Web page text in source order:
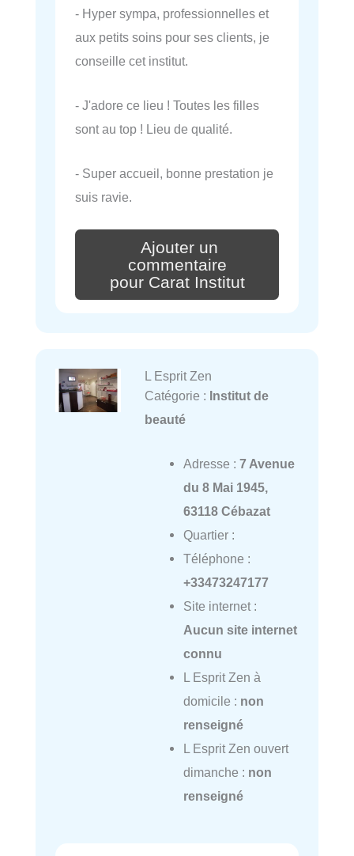
- Hyper sympa, professionnelles et
aux petits soins pour ses clients, je
conseille cet institut.
- J'adore ce lieu ! Toutes les filles
sont au top ! Lieu de qualité.
- Super accueil, bonne prestation je
suis ravie.
Ajouter un
commentaire
pour Carat Institut
L Esprit Zen
Catégorie : Institut de
beauté
Adresse : 7 Avenue
du 8 Mai 1945,
63118 Cébazat
Quartier :
Téléphone :
+33473247177
Site internet :
Aucun site internet
connu
L Esprit Zen à
domicile : non
renseigné
L Esprit Zen ouvert
dimanche : non
renseigné